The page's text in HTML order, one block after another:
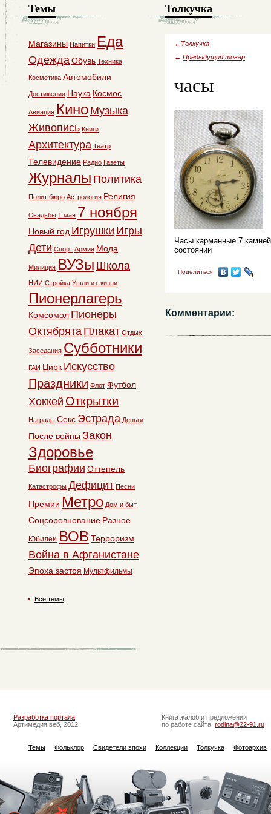
Толкучка
← Толкучка
← Предыдущий товар
часы
Часы карманные 7
состоянии
Поделиться
Комментарии:
Темы
Магазины Напитки Еда
ОдеждаОбувь Техника
Косметика Автомобили
Достижения Наука Космос
Авиация Кино Музыка
Живопись Книги
Архитектура Театр
Телевидение Радио Газеты
Журналы Политика
Полит бюро Астрология Религия
Свадьбы 1 мая 7 ноября
Новый год Игрушки Игры
Дети Спорт Армия Мода
Милиция ВУЗы Школа
НИИ Стройка Ушли из жизни
Пионерлагерь
Комсомол Пионеры
Октябрята Плакат Отдых
Заседания Субботники
ГАИ Цирк Искусство
Праздники Флот Футбол
Хоккей Открытки
Награды Секс Эстрада Деньги
После войны Закон
Здоровье
Биографии Оттепель
Катастрофы Дефицит Песни
Премии Метро Дом и быт
Соцсоревнование Разное
Юбилеи ВОВ Терроризм
Война в Афганистане
Эпоха застоя Мультфильмы
Все темы
Разработка портала
Артимедия веб, 2012
Книга жалоб и предложений
по работе сайта: rodina@22-91.ru
Темы Фольклор Свидетели эпохи Коллекции Толкучка Фотоархив